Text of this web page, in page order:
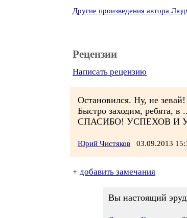
Другие произведения автора
Рецензии
Написать рецензию
Остановился. Ну, не зевай!
Быстро заходим, ребята,
СПАСИБО! УСПЕХОВ И
Юрий Чистяков 03.09.2013
+ добавить замечания
Вы настоящий